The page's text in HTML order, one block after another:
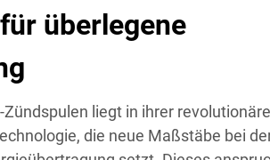
überlegene
Zündspulen liegt in ihrer
die neue Maßstäbe bei